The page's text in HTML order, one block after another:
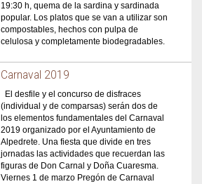
19:30 h, quema de la sardina y sardinada
popular. Los platos que se van a utilizar son
compostables, hechos con pulpa de
celulosa y completamente biodegradables.
Carnaval 2019
El desfile y el concurso de disfraces
(individual y de comparsas) serán dos de
los elementos fundamentales del Carnaval
2019 organizado por el Ayuntamiento de
Alpedrete. Una fiesta que divide en tres
jornadas las actividades que recuerdan las
figuras de Don Carnal y Doña Cuaresma.
Viernes 1 de marzo Pregón de Carnaval